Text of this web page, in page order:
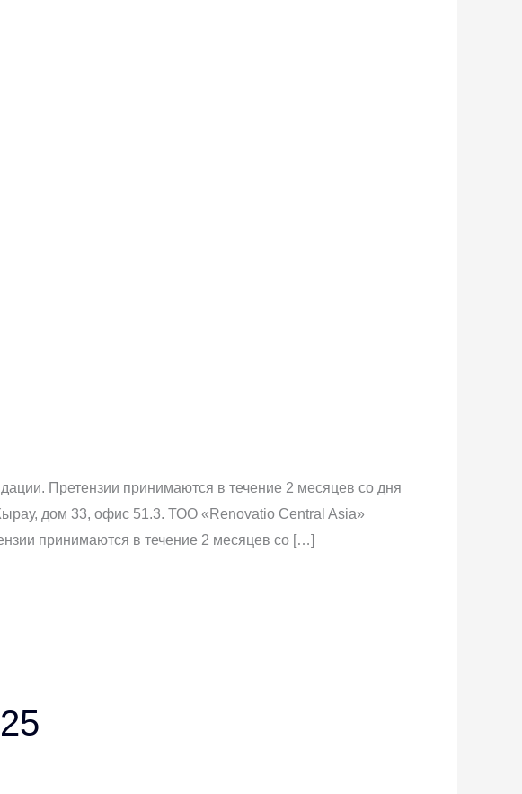
Претензии принимаются в течение 2 месяцев со дня
дом 33, офис 51.3. ТОО «Renovatio Central Asia»
принимаются в течение 2 месяцев со […]